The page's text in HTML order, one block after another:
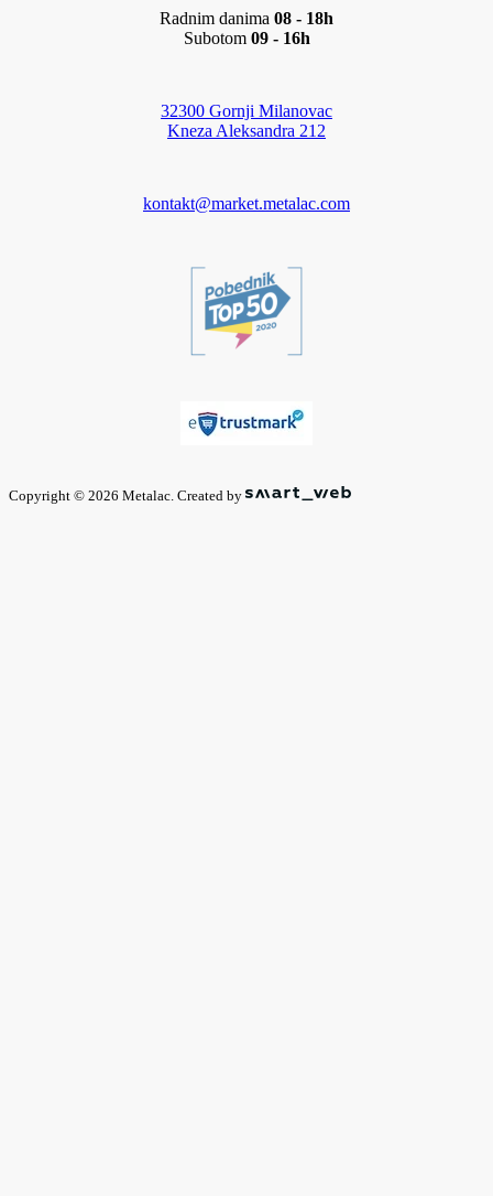
Radnim danima 08 - 18h
Subotom 09 - 16h
32300 Gornji Milanovac
Kneza Aleksandra 212
kontakt@market.metalac.com
Copyright © 2026 Metalac. Created by